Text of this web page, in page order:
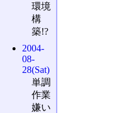
環境
構
築!?
2004-
08-
28(Sat)
単調
作業
嫌い